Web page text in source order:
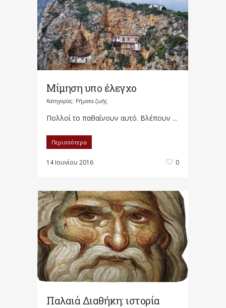
Μίμηση υπο έλεγχο
Κατηγορίες: Ρήματα ζωής
Πολλοί το παθαίνουν αυτό. Βλέπουν ...
Περισσότερα
14 Ιουνίου 2016 0
Παλαιά Διαθήκη: ιστορία